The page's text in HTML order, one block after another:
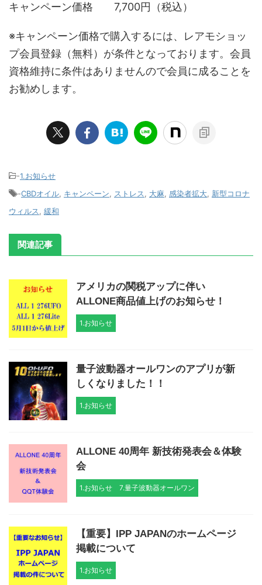
キャンペーン価格 7,700円（税込）
※キャンペーン価格で購入するには、レアモショッ
プ会員登録（無料）が条件となっております。会員
資格維持に条件はありませんので会員に成ることを
お勧めします。
-1.お知らせ
-CBDオイル キャンペーン ストレス 大麻 感染者拡大 新型コロナ
ウィルス
緩和
関連記事
アメリカの関税アップに伴い
ALLONE商品値上げのお知らせ！
1.お知らせ
量子波動器オールワンのアプリが新
しくなりました！！
1.お知らせ
ALLONE 40周年 新技術発表会＆体験
会
1.お知らせ 7.量子波動器オールワン
【重要】IPP JAPANのホームページ
掲載について
1.お知らせ